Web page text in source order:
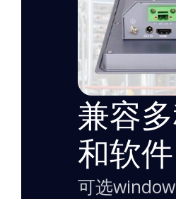
兼容
和软件
可选